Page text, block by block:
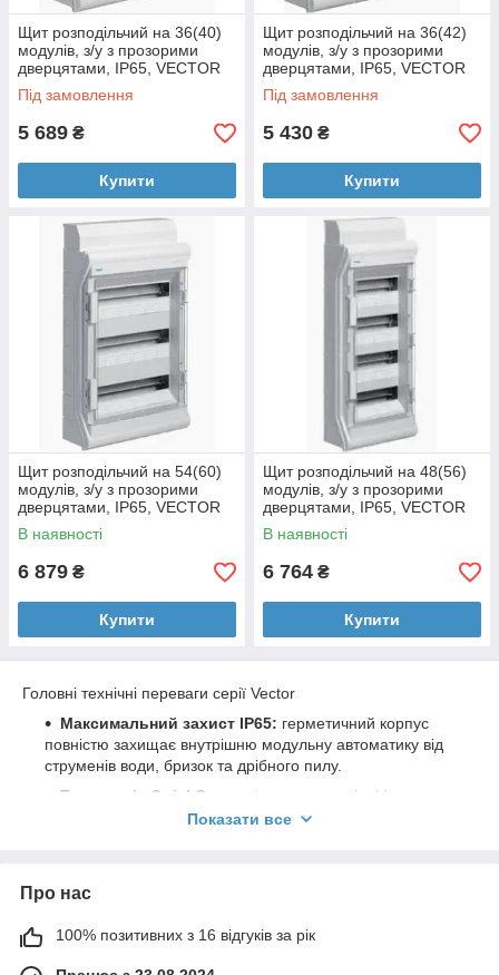
Щит розподільчий на 36(40)
модулів, з/у з прозорими
дверцятами, IP65, VECTOR
Під замовлення
5 689 ₴
Купити
Щит розподільчий на 36(42)
модулів, з/у з прозорими
дверцятами, IP65, VECTOR
Під замовлення
5 430 ₴
Купити
Щит розподільчий на 54(60)
модулів, з/у з прозорими
дверцятами, IP65, VECTOR
В наявності
6 879 ₴
Купити
Щит розподільчий на 48(56)
модулів, з/у з прозорими
дверцятами, IP65, VECTOR
В наявності
6 764 ₴
Купити
Головні технічні переваги серії Vector
Максимальний захист IP65: герметичний корпус
повністю захищає внутрішню модульну автоматику від
струменів води, бризок та дрібного пилу.
Технологія QuickConnect:
комплектація фірмовими
самозатискними клемами N та PE дозволяє в рази
Прозорі перенавісні дверцята:
автоматів, не відкриваючи щит. Дверцята можна легко
Показати все
Про нас
100% позитивних з 16 відгуків за рік